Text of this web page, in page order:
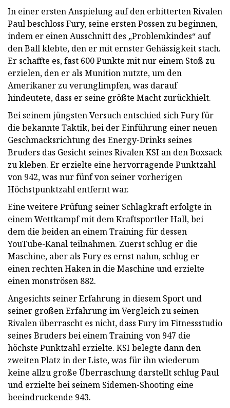
In einer ersten Anspielung auf den erbitterten Rivalen
Paul beschloss Fury, seine ersten Possen zu beginnen,
indem er einen Ausschnitt des „Problemkindes“ auf
den Ball klebte, den er mit ernster Gehässigkeit stach.
Er schaffte es, fast 600 Punkte mit nur einem Stoß zu
erzielen, den er als Munition nutzte, um den
Amerikaner zu verunglimpfen, was darauf
hindeutete, dass er seine größte Macht zurückhielt.
Bei seinem jüngsten Versuch entschied sich Fury für
die bekannte Taktik, bei der Einführung einer neuen
Geschmacksrichtung des Energy-Drinks seines
Bruders das Gesicht seines Rivalen KSI an den Boxsack
zu kleben. Er erzielte eine hervorragende Punktzahl
von 942, was nur fünf von seiner vorherigen
Höchstpunktzahl entfernt war.
Eine weitere Prüfung seiner Schlagkraft erfolgte in
einem Wettkampf mit dem Kraftsportler Hall, bei
dem die beiden an einem Training für dessen
YouTube-Kanal teilnahmen. Zuerst schlug er die
Maschine, aber als Fury es ernst nahm, schlug er
einen rechten Haken in die Maschine und erzielte
einen monströsen 882.
Angesichts seiner Erfahrung in diesem Sport und
seiner großen Erfahrung im Vergleich zu seinen
Rivalen überrascht es nicht, dass Fury im Fitnessstudio
seines Bruders bei einem Training von 947 die
höchste Punktzahl erzielte. KSI belegte dann den
zweiten Platz in der Liste, was für ihn wiederum
keine allzu große Überraschung darstellt schlug Paul
und erzielte bei seinem Sidemen-Shooting eine
beeindruckende 943.